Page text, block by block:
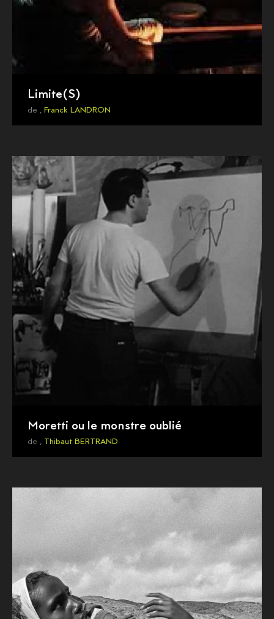
Limite(S)
de , Franck LANDRON
Moretti ou le monstre oublié
de , Thibaut BERTRAND